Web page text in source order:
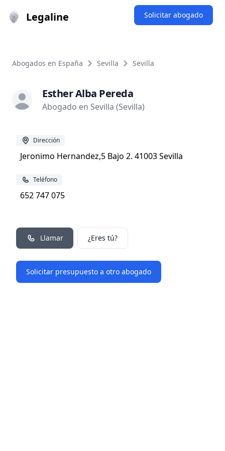
Legaline Solicitar abogado
Abogados en España Sevilla Sevilla
Esther Alba Pereda
Abogado en Sevilla (Sevilla)
Dirección
Jeronimo Hernandez,5 Bajo 2. 41003 Sevilla
Teléfono
652 747 075
Llamar ¿Eres tú?
Solicitar presupuesto a otro abogado